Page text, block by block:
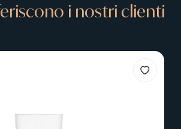
i nostri clienti